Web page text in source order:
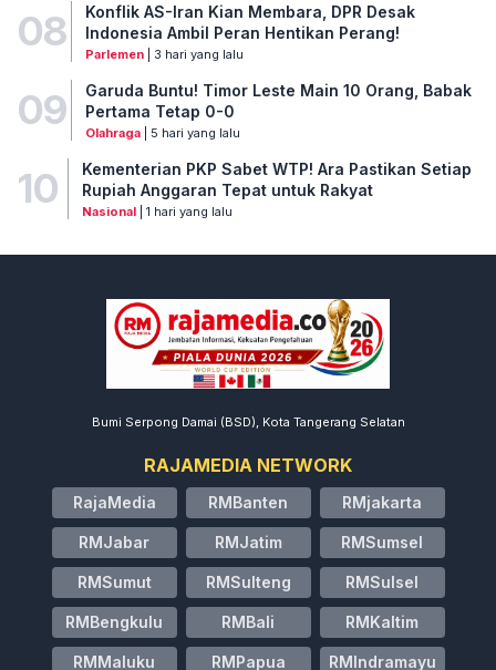
08
Konflik AS-Iran Kian Membara, DPR Desak
Indonesia Ambil Peran Hentikan Perang!
Parlemen| 3 hari yang lalu
09
Garuda Buntu! Timor Leste Main 10 Orang, Babak
Pertama Tetap 0-0
Olahraga| 5 hari yang lalu
10
Kementerian PKP Sabet WTP! Ara Pastikan Setiap
Rupiah Anggaran Tepat untuk Rakyat
Nasional| 1 hari yang lalu
Bumi Serpong Damai (BSD), Kota Tangerang Selatan
RAJAMEDIA NETWORK
RajaMedia RMBanten RMjakarta
RMJabar RMJatim RMSumsel
RMSumut RMSulteng RMSulsel
RMBengkulu RMBali RMKaltim
RMMaluku RMPapua RMIndramayu